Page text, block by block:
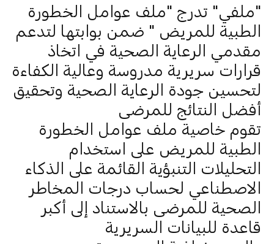
"ملفي" تدرج "ملف عوامل الخطورة
الطبية للمريض " ضمن بوابتها لتدعم
مقدمي الرعاية الصحية في اتخاذ
قرارات سريرية مدروسة وعالية الكفاءة
لتحسين جودة الرعاية الصحية وتحقيق
أفضل النتائج للمرضى
تقوم خاصية ملف عوامل الخطورة
الطبية للمريض على استخدام
التحليلات التنبؤية القائمة على الذكاء
الاصطناعي لحساب درجات المخاطر
الصحية للمرضى بالاستناد إلى أكبر
قاعدة للبيانات السريرية